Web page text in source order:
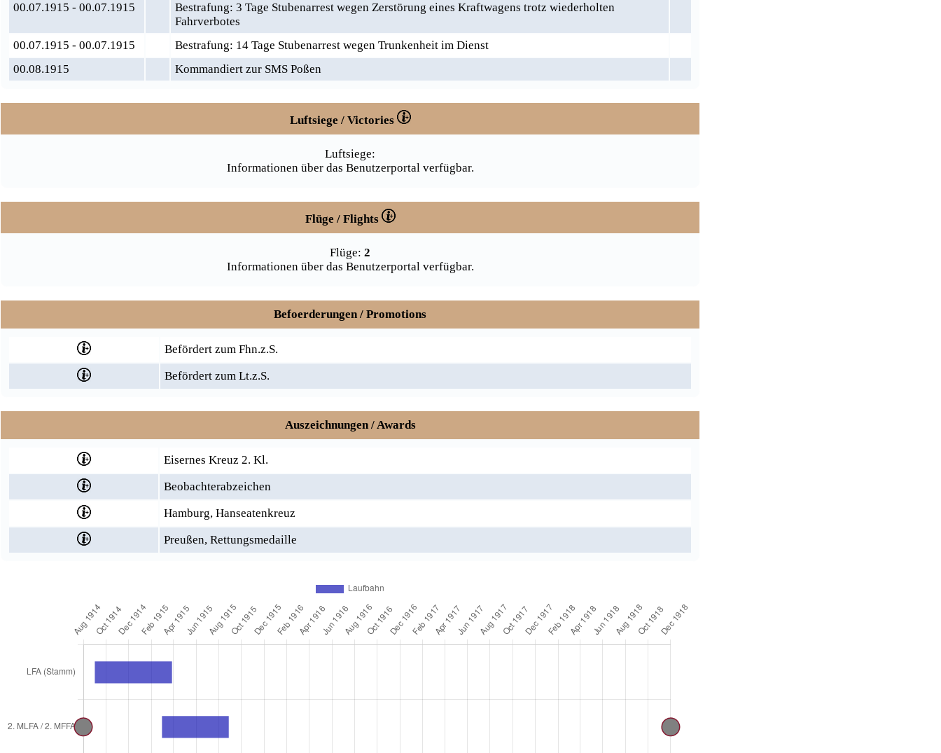
00.07.1915 - 00.07.1915
Bestrafung: 3 Tage Stubenarrest wegen Zerstörung eines Kraftwagens trotz wiederholten
Fahrverbotes
00.07.1915 - 00.07.1915
Bestrafung: 14 Tage Stubenarrest wegen Trunkenheit im Dienst
00.08.1915
Kommandiert zur SMS Poßen
Luftsiege / Victories
Luftsiege:
Informationen über das Benutzerportal verfügbar.
Flüge / Flights
Flüge: 2
Informationen über das Benutzerportal verfügbar.
Befoerderungen / Promotions
Befördert zum Fhn.z.S.
Befördert zum Lt.z.S.
Auszeichnungen / Awards
Eisernes Kreuz 2. Kl.
Beobachterabzeichen
Hamburg, Hanseatenkreuz
Preußen, Rettungsmedaille